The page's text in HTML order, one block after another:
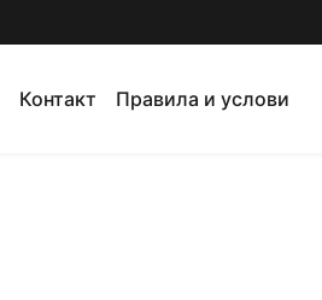
Контакт Правила и услови